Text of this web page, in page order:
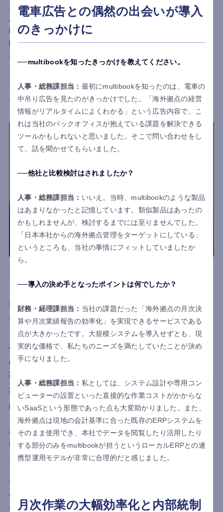
点として2020年に設立したのが、ドイツのデュッセルドルフに
あるNICHIBAN EUROPE GmbH.です。
欧州全域からアフリカ、中東までをカバーする同社は、「三国
間貿易」の販売形態をとっており、運営を効率的に行うため
に、ITインフラとしてグローバルクラウドERP『multibook』を
導入。今回は、NICHIBAN EUROPE GmbH.の橘様、吉村様、山
本様に、multibookの活用効果や今後の展望などを伺いました。
インタビュー詳細はこちら
サンユインダストリアル株式会社
利用国 イタリア
導入目的 見える化 業務負担軽減 基幹業務システム化
「月末集計時間80%削減」「販売管理業務の属人
化とブラックボックス化からの脱却」「商社特有
の複雑な商流を可視化」
導入決定から本稼働までわずか1カ月。multibook
が支えたイタリア拠点の立ち上げ
欧州EV市場の拡大を見据えてイタリア拠点を設立したサンユイ
ンダストリアル株式会社。現地に常駐社員を置かない運営方針
のため、日本からリモートで受発注・在庫・資金管理を行う体
制づくりが必要でした。しかし既存の国内向け販売管理システ
ムでは外貨・多言語に対応できず、転記作業の負担や業務のブ
ラックボックス化が課題に。multibook導入後は受発注から請
求・支払いまでを一元管理できるようになり、月末集計時間を
40時間から8時間へ削減。複雑な商流も伝票フロー図で可視化さ
れ、チームで共有できる運用体制を実現しました。
電車広告との偶然の出会いが導入
のきっかけに
multibookを知ったきっかけを教えてください。
人事・総務課担当： 最初にmultibookを知ったのは、電車の
中吊り広告を見たのがきっかけでした。「海外拠点の経営
情報がリアルタイムによくわかる」という広告内容で、こ
れは当社のバックオフィスが抱えている課題を解決できる
ツールかもしれないと思いました。そこで問い合わせをし
て、話を聞かせてもらいました。
他社と比較検討はされましたか？
人事・総務課担当： いいえ。当時、multibookのような製品
はあまりなかったと記憶しています。類似製品はあったの
かもしれませんが、検討するまでには至りませんでした。
「日本本社からの海外拠点管理をターゲットにしている」
というところも、当社の事情にフィットしていましたか
ら。
導入の決め手となったポイントは何でしたか？
財務・経理課担当： 当社の課題だった「海外拠点の月次決
算や月次業績報告の効率化」を実現できるサービスである
点が大きかったです。大規模システムを導入せずとも、現
実的な価格で、私たちのニーズを満たしていたことが決め
手になりました。
人事・総務課担当： 私としては、システム設計や専用コン
ピューターの設置といった直接的な作業コストがかからな
いSaaSという形態であった点も大変助かりました。また、
海外拠点は現地の会計基準に合った既存のERPシステムを
そのまま使用でき、本社でデータを閲覧したり活用したり
する部分のみをmultibookが担うというローカルERPとの連
携型運用モデルが非常に合理的だと感じました。
月次作業の大幅効率化と内部統制